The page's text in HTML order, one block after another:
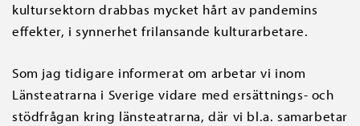
kultursektorn drabbas mycket hårt av pandemins
effekter, i synnerhet frilansande kulturarbetare.
Som jag tidigare informerat om arbetar vi inom
Länsteatrarna i Sverige vidare med ersättnings- och
stödfrågan kring länsteatrarna, där vi bl.a. samarbetar